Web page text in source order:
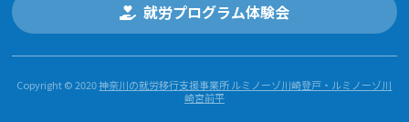
就労プログラム体験会
Copyright © 2020神奈川の就労移⾏⽀援事業所 ルミノーゾ川崎登戸・ルミノーゾ川
崎宮前平